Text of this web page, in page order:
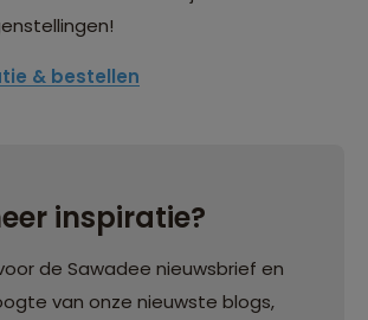
& bestellen
inspiratie?
de Sawadee nieuwsbrief en
van onze nieuwste blogs,